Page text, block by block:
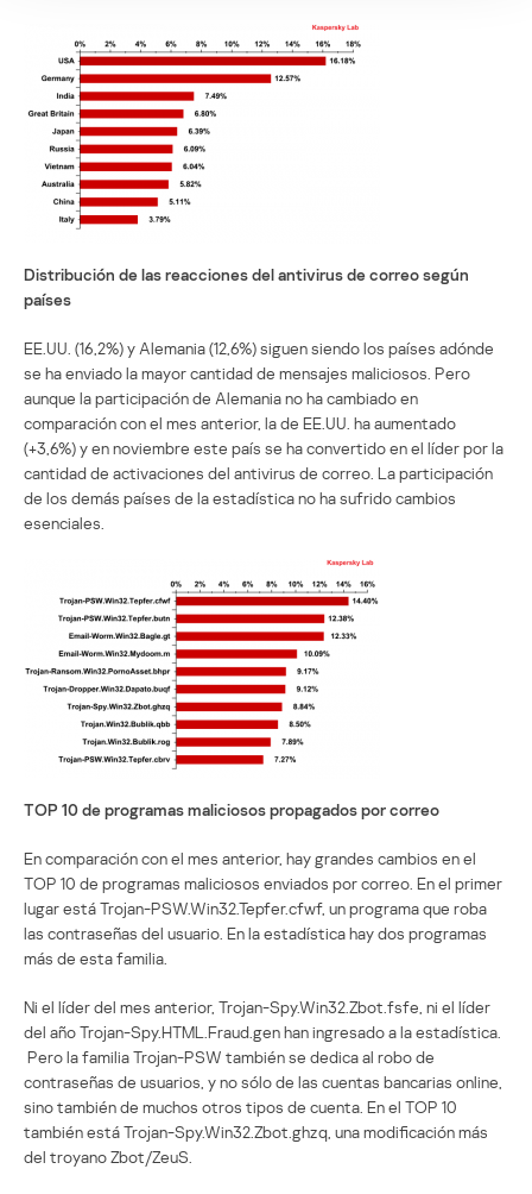
Distribución de las reacciones del antivirus de correo según
países
EE.UU. (16,2%) y Alemania (12,6%) siguen siendo los países adónde
se ha enviado la mayor cantidad de mensajes maliciosos. Pero
aunque la participación de Alemania no ha cambiado en
comparación con el mes anterior, la de EE.UU. ha aumentado
(+3,6%) y en noviembre este país se ha convertido en el líder por la
cantidad de activaciones del antivirus de correo. La participación
de los demás países de la estadística no ha sufrido cambios
esenciales.
TOP 10 de programas maliciosos propagados por correo
En comparación con el mes anterior, hay grandes cambios en el
TOP 10 de programas maliciosos enviados por correo. En el primer
lugar está Trojan-PSW.Win32.Tepfer.cfwf, un programa que roba
las contraseñas del usuario. En la estadística hay dos programas
más de esta familia.
Ni el líder del mes anterior, Trojan-Spy.Win32.Zbot.fsfe, ni el líder
del año Trojan-Spy.HTML.Fraud.gen han ingresado a la estadística.
Pero la familia Trojan-PSW también se dedica al robo de
contraseñas de usuarios, y no sólo de las cuentas bancarias online,
sino también de muchos otros tipos de cuenta. En el TOP 10
también está Trojan-Spy.Win32.Zbot.ghzq, una modificación más
del troyano Zbot/ZeuS.